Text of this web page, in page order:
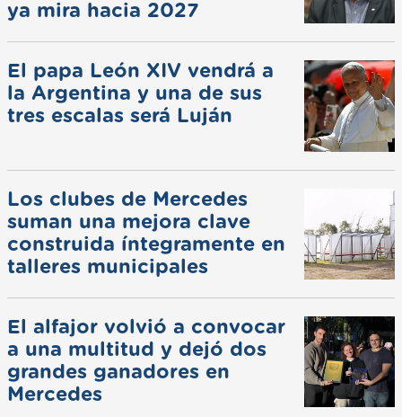
ya mira hacia 2027
El papa León XIV vendrá a
la Argentina y una de sus
tres escalas será Luján
Los clubes de Mercedes
suman una mejora clave
construida íntegramente en
talleres municipales
El alfajor volvió a convocar
a una multitud y dejó dos
grandes ganadores en
Mercedes